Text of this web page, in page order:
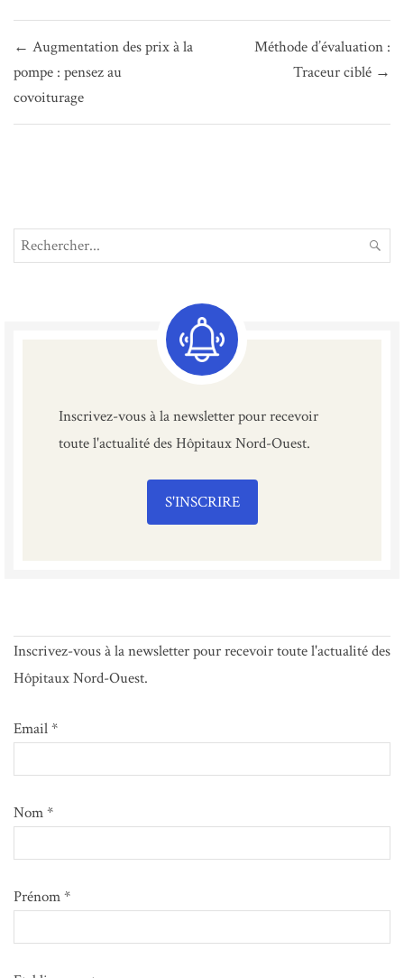
de
l’article
← Augmentation des prix à la
pompe : pensez au
covoiturage
Méthode d’évaluation :
Traceur ciblé →
Search
for:
Inscrivez-vous à la newsletter pour recevoir
toute l'actualité des Hôpitaux Nord-Ouest.
S'INSCRIRE
Inscrivez-vous à la newsletter pour recevoir toute l'actualité des
Hôpitaux Nord-Ouest.
Email *
Nom *
Prénom *